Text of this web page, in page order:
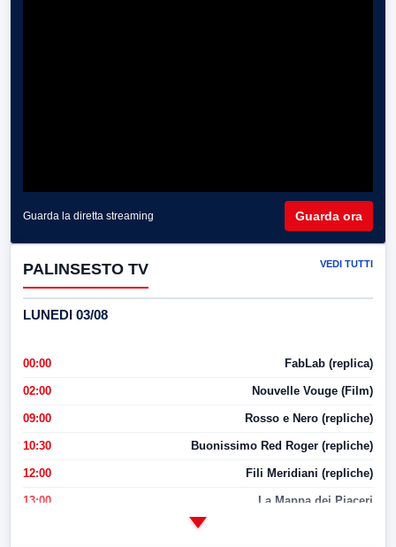
Guarda la diretta streaming Guarda ora
PALINSESTO TV VEDI TUTTI
LUNEDI 03/08
00:00 FabLab (replica)
02:00 Nouvelle Vouge (Film)
09:00 Rosso e Nero (repliche)
10:30 Buonissimo Red Roger (repliche)
12:00 Fili Meridiani (repliche)
13:00 La Mappa dei Piaceri